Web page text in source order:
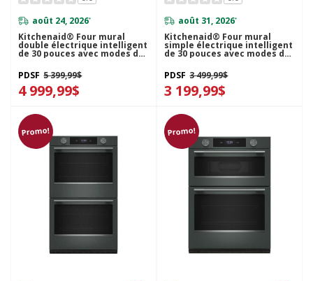
août 24, 2026*
Kitchenaid® Four mural
double électrique intelligent
de 30 pouces avec modes de
cuisson assistée - Minerai
noir KOED730SBE
PDSF 5 399,99$
4 999,99$
août 31, 2026*
Kitchenaid® Four mural
simple électrique intelligent
de 30 pouces avec modes de
cuisson assistée - Minerai
noir KOES730SBE
PDSF 3 499,99$
3 199,99$
Promo! Promo!